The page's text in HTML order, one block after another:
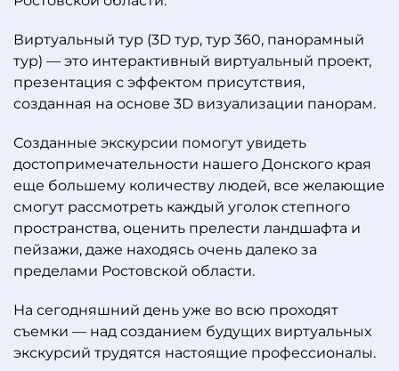
Виртуальный тур (3D тур, тур 360, панорамный
тур) — это интерактивный виртуальный проект,
презентация с эффектом присутствия,
созданная на основе 3D визуализации панорам.
Созданные экскурсии помогут увидеть
достопримечательности нашего Донского края
еще большему количеству людей, все желающие
смогут рассмотреть каждый уголок степного
пространства, оценить прелести ландшафта и
пейзажи, даже находясь очень далеко за
пределами Ростовской области.
На сегодняшний день уже во всю проходят
съемки — над созданием будущих виртуальных
экскурсий трудятся настоящие профессионалы.